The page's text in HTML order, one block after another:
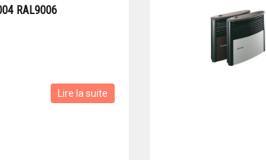
RAL9006
Lire la suite